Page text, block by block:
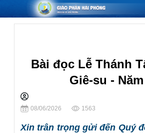
Bài đọc Lễ Thánh
Giê-su -
08/06/2026 1563
Xin trân trọng gửi đến Quý